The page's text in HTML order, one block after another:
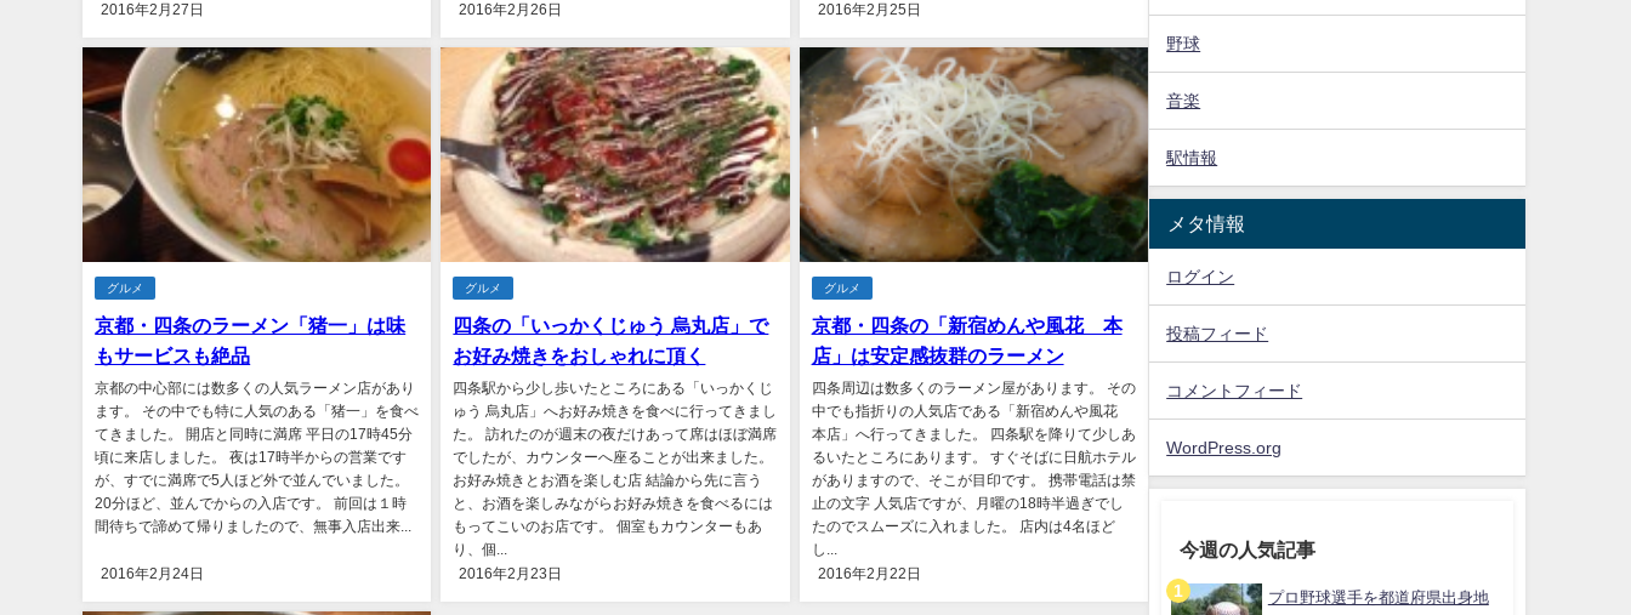
2016年2月27日
2016年2月26日
2016年2月25日
グルメ
京都・四条のラーメン「猪一」は味
もサービスも絶品
京都の中心部には数多くの人気ラーメン店があり
ます。 その中でも特に人気のある「猪一」を食べ
てきました。 開店と同時に満席 平日の17時45分
頃に来店しました。 夜は17時半からの営業です
が、すでに満席で5人ほど外で並んでいました。
20分ほど、並んでからの入店です。 前回は１時
間待ちで諦めて帰りましたので、無事入店出来...
2016年2月24日
グルメ
四条の「いっかくじゅう 烏丸店」で
お好み焼きをおしゃれに頂く
四条駅から少し歩いたところにある「いっかくじ
ゅう 烏丸店」へお好み焼きを食べに行ってきまし
た。 訪れたのが週末の夜だけあって席はほぼ満席
でしたが、カウンターへ座ることが出来ました。
お好み焼きとお酒を楽しむ店 結論から先に言う
と、お酒を楽しみながらお好み焼きを食べるには
もってこいのお店です。 個室もカウンターもあ
り、個...
2016年2月23日
グルメ
京都・四条の「新宿めんや風花 本
店」は安定感抜群のラーメン
四条周辺は数多くのラーメン屋があります。 その
中でも指折りの人気店である「新宿めんや風花
本店」へ行ってきました。 四条駅を降りて少しあ
るいたところにあります。 すぐそばに日航ホテル
がありますので、そこが目印です。 携帯電話は禁
止の文字 人気店ですが、月曜の18時半過ぎでし
たのでスムーズに入れました。 店内は4名ほど
し...
2016年2月22日
野球
音楽
駅情報
メタ情報
ログイン
投稿フィード
コメントフィード
WordPress.org
今週の人気記事
プロ野球選手を都道府県出身地